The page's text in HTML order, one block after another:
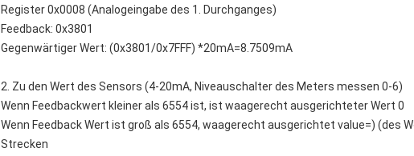
Register 0x0008 (Analogeingabe des 1. Durchganges)
Feedback: 0x3801
Gegenwärtiger Wert: (0x3801/0x7FFF) *20mA=8.7509mA
2. Zu den Wert des Sensors (4-20mA, Niveauschalter des Meters messen 0-6)
Wenn Feedbackwert kleiner als 6554 ist, ist waagerecht ausgerichteter Wert 0
Wenn Feedback Wert ist groß als 6554, waagerecht ausgerichtet value=) (des
Strecken